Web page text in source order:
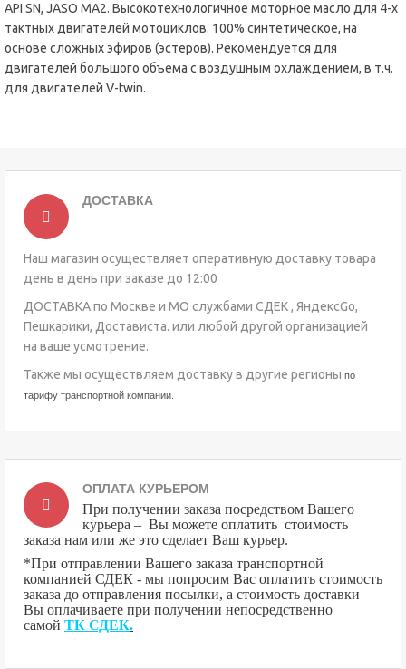
API SN, JASO MA2. Высокотехнологичное моторное масло для 4-х
тактных двигателей мотоциклов. 100% синтетическое, на
основе сложных эфиров (эстеров). Рекомендуется для
двигателей большого объема с воздушным охлаждением, в т.ч.
для двигателей V-twin.
ДОСТАВКА
Наш магазин осуществляет оперативную доставку товара
день в день при заказе до 12:00
ДОСТАВКА по Москве и МО службами СДЕК , ЯндексGo,
Пешкарики, Достависта. или любой другой организацией
на ваше усмотрение.
Также мы осуществляем доставку в другие регионы по
тарифу транспортной компании.
ОПЛАТА КУРЬЕРОМ
При получении заказа посредством Вашего
курьера – Вы можете оплатить стоимость
заказа нам или же это сделает Ваш курьер.
*При отправлении Вашего заказа транспортной
компанией СДЕК - мы попросим Вас оплатить стоимость
заказа до отправления посылки, а стоимость доставки
Вы оплачиваете при получении непосредственно
самой ТК СДЕК.